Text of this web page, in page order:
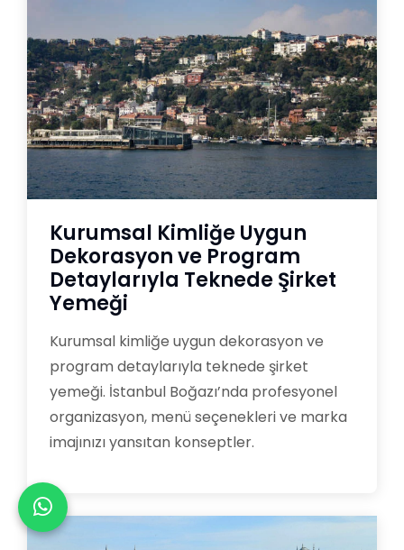
Kurumsal Kimliğe Uygun
Dekorasyon ve Program
Detaylarıyla Teknede Şirket
Yemeği
Kurumsal kimliğe uygun dekorasyon ve
program detaylarıyla teknede şirket
yemeği. İstanbul Boğazı’nda profesyonel
organizasyon, menü seçenekleri ve marka
imajınızı yansıtan konseptler.